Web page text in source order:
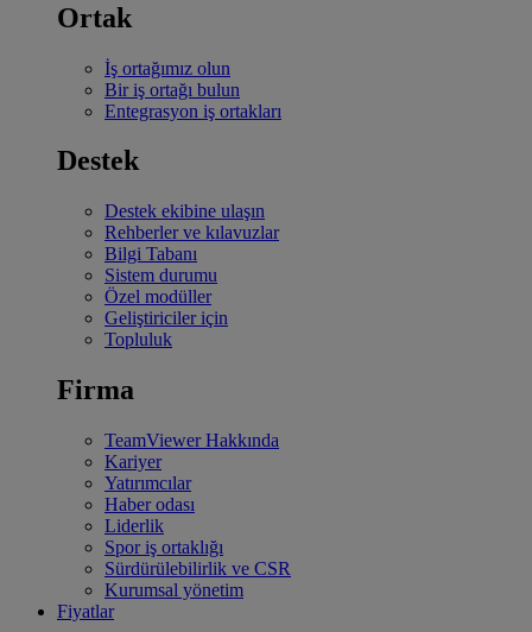
Ortak
İş ortağımız olun
Bir iş ortağı bulun
Entegrasyon iş ortakları
Destek
Destek ekibine ulaşın
Rehberler ve kılavuzlar
Bilgi Tabanı
Sistem durumu
Özel modüller
Geliştiriciler için
Topluluk
Firma
TeamViewer Hakkında
Kariyer
Yatırımcılar
Haber odası
Liderlik
Spor iş ortaklığı
Sürdürülebilirlik ve CSR
Kurumsal yönetim
Fiyatlar